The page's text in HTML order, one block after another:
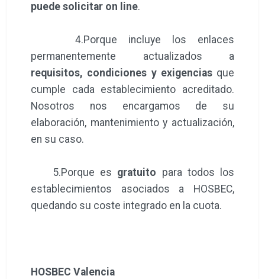
puede solicitar on line.
4.Porque incluye los enlaces
permanentemente actualizados a
requisitos, condiciones y exigenciasque
cumple cada establecimiento acreditado.
Nosotros nos encargamos de su
elaboración, mantenimiento y actualización,
en su caso.
5.Porque es gratuito para todos los
establecimientos asociados a HOSBEC,
quedando su coste integrado en la cuota.
HOSBEC Valencia